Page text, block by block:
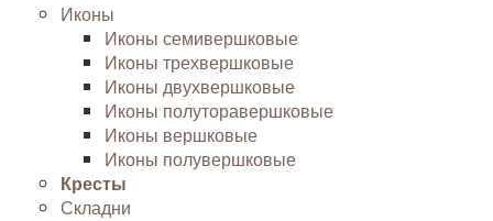
Иконы
Иконы семивершковые
Иконы трехвершковые
Иконы двухвершковые
Иконы полуторавершковые
Иконы вершковые
Иконы полувершковые
Кресты
Складни